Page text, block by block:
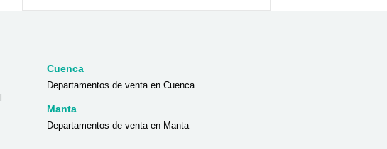
Cuenca
Departamentos de venta en Cuenca
Manta
Departamentos de venta en Manta